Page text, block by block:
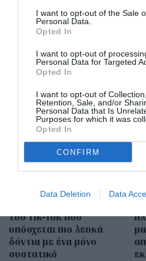
I want to opt-out of the Sale
Personal Data.
Opted In
I want to opt-out of
Personal Data for Targeted
Opted In
I want to opt-out of
Retention, Sale, and/or
Personal Data that Is
Purposes for which it was
Opted In
CONFIRM
Data Deletion Data
χείλη
MORE
του Tik-Tok που
υπόσχεται πιο λευκά
δόντια με ένα μόνο
συστατικό